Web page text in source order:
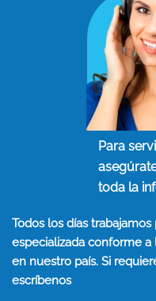
Para
toda la
Todos los días
especializada conforme
en nuestro país. Si
escríbenos